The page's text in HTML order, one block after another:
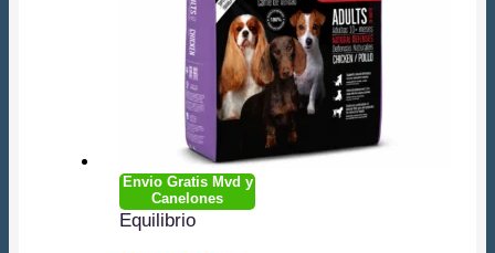
Envio Gratis Mvd y
Canelones
Equilibrio